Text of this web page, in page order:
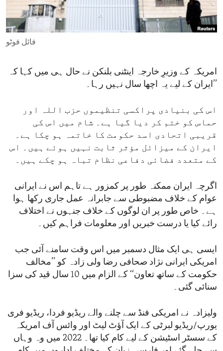
ENVIRONMENT AND HEALTH
IDEALS AND INSTITUTIONS
فائل فوٹو
امریکہ کے وزیرِ خارجہ اینٹنی بلنکن نے حال ہی میں کہا کہ
’’ایران کے لیے یہ اچھا سال نہیں رہا۔
اس کی بنیادی پراکسی تنظیموں حزب اللہ اور
حماس کو ختم کر دیا گیا ہے۔ شام میں اس کی
قریبی اتحادی اسد حکومت کا خاتمہ ہو چکا ہے۔
ایران کے میزائل مؤثر ثابت نہیں ہوئے ہیں۔ اس
کے متعدد فضائی دفاعی نظام تباہ ہو چکے ہیں۔
اگرچہ ایران ممکنہ طور پر کمزور ہے تاہم اس نے ایرانی
عوام کے خلاف مضبوطی سے جابرانہ عمل جاری رکھا ہوا
ہے۔ خاص طور پر ان لوگوں کے خلاف جنہوں نے اختلاف
رائے کیا یا درست خبریں اور معلومات فراہم کیں۔
ایسی ہی ایک مثال دسمبر میں اس وقت سامنے آئی جب
امریکی ایرانی نژاد صحافی رضا ولی زادہ کو ’’مخالف
حکومت کے ساتھ تعاون‘‘ کے الزام میں 10 سال قید کی سزا
سنائی گئی۔
ولیزادہ نے امریکی فنڈ سے چلنے والے ریڈیو فردا، ریڈیو فری
یورپ/ریڈیو لبرٹی کے ایک آؤٹ لیٹ اور وائس آف امریکہ
کے سسٹر اسٹیشن کے لیے کام کیا تھا۔ 2022 میں وہ وہاں